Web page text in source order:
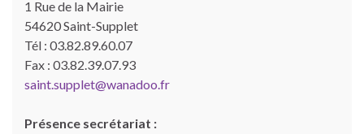
1 Rue de la Mairie
54620 Saint-Supplet
Tél : 03.82.89.60.07
Fax : 03.82.39.07.93
saint.supplet@wanadoo.fr
Présence secrétariat :